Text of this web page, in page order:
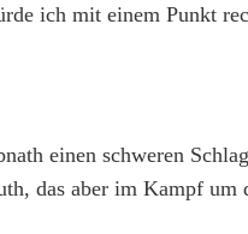
ich mit einem Punkt
einen schweren
das aber im Kampf um